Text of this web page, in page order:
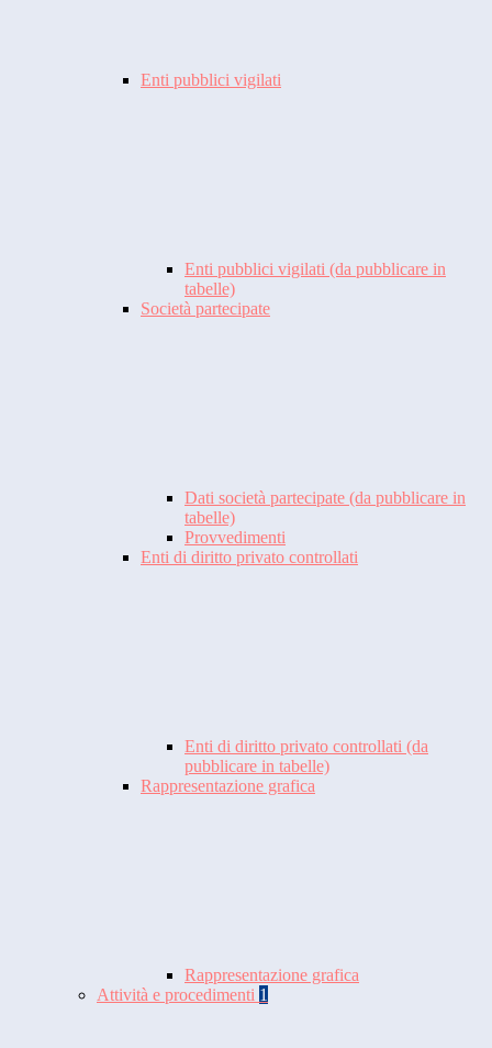
Enti pubblici vigilati
Enti pubblici vigilati (da pubblicare in
tabelle)
Società partecipate
Dati società partecipate (da pubblicare in
tabelle)
Provvedimenti
Enti di diritto privato controllati
Enti di diritto privato controllati (da
pubblicare in tabelle)
Rappresentazione grafica
Rappresentazione grafica
Attività e procedimenti 1